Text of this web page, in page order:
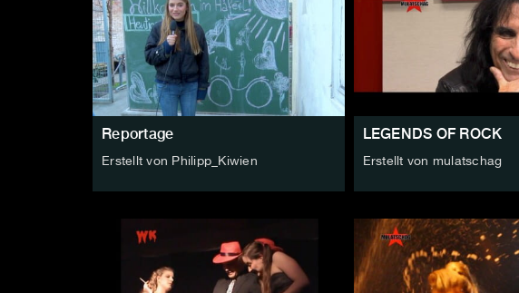
Reportage
Erstellt von Philipp_Kiwien
LEGENDS OF ROCK
Erstellt von mulatschag